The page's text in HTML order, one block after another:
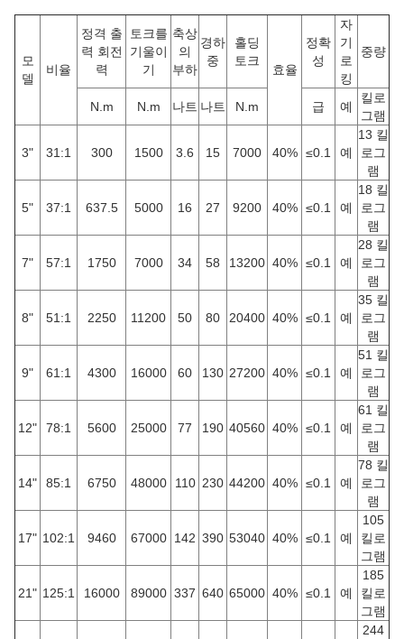
모
델
비율
정격 출
력 회전
력
토크를
기울이
기
축상
의
부하
경하
중
홀딩
토크
효율
정확
성
자
기
로
킹
중량
N.m N.m 나트 나트 N.m 급 예
킬로
그램
3" 31:1 300 1500 3.6 15 7000 40% ≤0.1 예
13 킬
로그
램
5" 37:1 637.5 5000 16 27 9200 40% ≤0.1 예
18 킬
로그
램
7" 57:1 1750 7000 34 58 13200 40% ≤0.1 예
28 킬
로그
램
8" 51:1 2250 11200 50 80 20400 40% ≤0.1 예
35 킬
로그
램
9" 61:1 4300 16000 60 130 27200 40% ≤0.1 예
51 킬
로그
램
12" 78:1 5600 25000 77 190 40560 40% ≤0.1 예
61 킬
로그
램
14" 85:1 6750 48000 110 230 44200 40% ≤0.1 예
78 킬
로그
램
17" 102:1 9460 67000 142 390 53040 40% ≤0.1 예
105
킬로
그램
21" 125:1 16000 89000 337 640 65000 40% ≤0.1 예
185
킬로
그램
244